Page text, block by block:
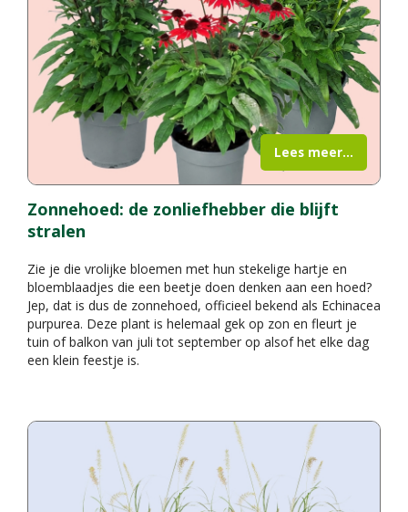
Zonnehoed: de zonliefhebber die blijft
stralen
Zie je die vrolijke bloemen met hun stekelige hartje en
bloemblaadjes die een beetje doen denken aan een hoed?
Jep, dat is dus de zonnehoed, officieel bekend als Echinacea
purpurea. Deze plant is helemaal gek op zon en fleurt je
tuin of balkon van juli tot september op alsof het elke dag
een klein feestje is.
Lees meer...